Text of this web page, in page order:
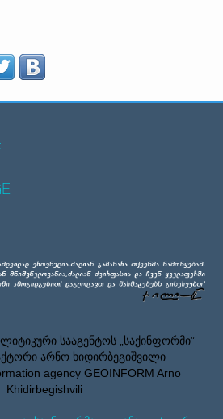
სააგენტოს „საქინფორმი”
არნო ხიდირბეგიშვილი
agency GEOINFORM Arno
Khidirbegishvili